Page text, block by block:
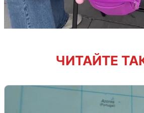
ЧИТАЙТЕ